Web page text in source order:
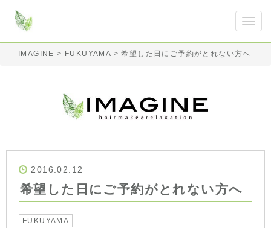
IMAGINE > FUKUYAMA >希望した日にご予約がとれない方へ
2016.02.12
希望した日にご予約がとれない方へ
FUKUYAMA